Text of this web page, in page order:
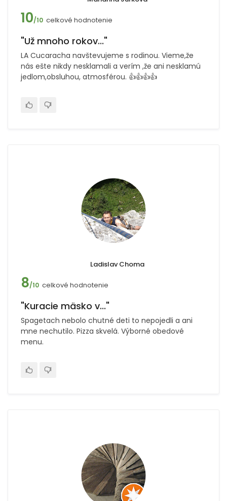
10/10 celkové hodnotenie
"Už mnoho rokov..."
LA Cucaracha navštevujeme s rodinou. Vieme,že
nás ešte nikdy nesklamali a verím ,že ani nesklamú
jedlom,obsluhou, atmosférou. 👍👍👍👍
Ladislav Choma
8/10 celkové hodnotenie
"Kuracie mäsko v..."
Spagetach nebolo chutné deti to nepojedli a ani
mne nechutilo. Pizza skvelá. Výborné obedové
menu.